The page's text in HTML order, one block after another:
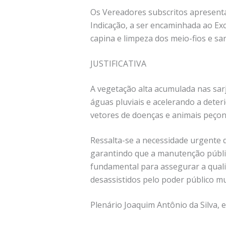
Os Vereadores subscritos
Indicação, a ser encaminhada ao
capina e limpeza dos meio-fios e
JUSTIFICATIVA
A vegetação alta acumulada nas
águas pluviais e acelerando a
vetores de doenças e animais
Ressalta-se a necessidade urgente
garantindo que a manutenção
fundamental para assegurar a
desassistidos pelo poder público
Plenário Joaquim Antônio da Silva,